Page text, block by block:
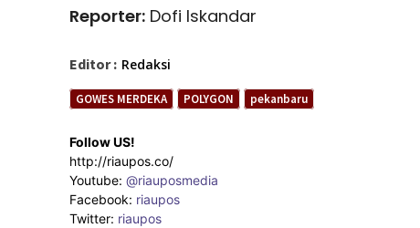
Reporter: Dofi Iskandar
Editor : Redaksi
GOWES MERDEKA POLYGON pekanbaru
Follow US!
http://riaupos.co/
Youtube: @riauposmedia
Facebook: riaupos
Twitter: riaupos